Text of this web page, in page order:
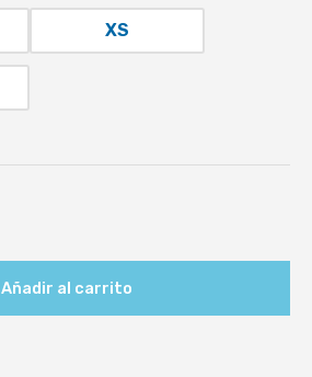
XS
Añadir al carrito